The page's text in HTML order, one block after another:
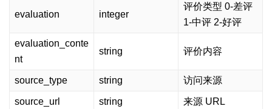
evaluation integer
评价类型 0-差评
1-中评 2-好评
evaluation_conte
nt
string 评价内容
source_type string 访问来源
source_url string 来源 URL